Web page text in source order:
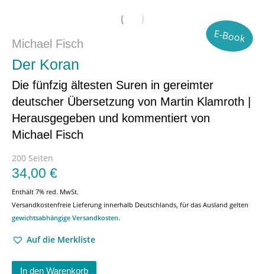
E-Book
Michael Fisch
Der Koran
Die fünfzig ältesten Suren in gereimter
deutscher Übersetzung von Martin Klamroth |
Herausgegeben und kommentiert von
Michael Fisch
200 Seiten
34,00 €
Enthält 7% red. MwSt.
Versandkostenfreie Lieferung innerhalb Deutschlands, für das Ausland gelten
gewichtsabhängige Versandkosten.
Auf die Merkliste
In den Warenkorb